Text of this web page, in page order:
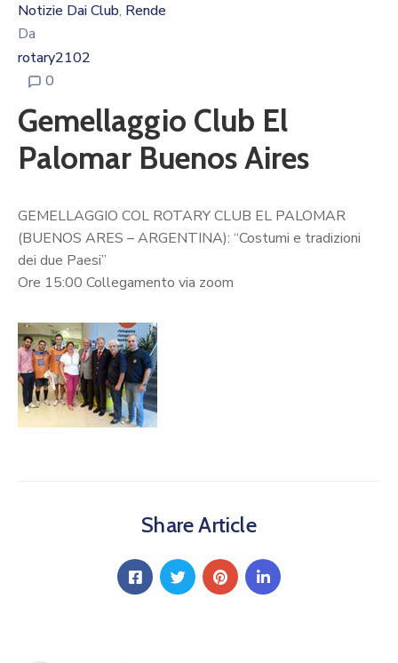
Notizie Dai Club‚ Rende
Da
rotary2102
0
Gemellaggio Club El
Palomar Buenos Aires
GEMELLAGGIO COL ROTARY CLUB EL PALOMAR
(BUENOS ARES – ARGENTINA): “Costumi e tradizioni
dei due Paesi”
Ore 15:00 Collegamento via zoom
Share Article